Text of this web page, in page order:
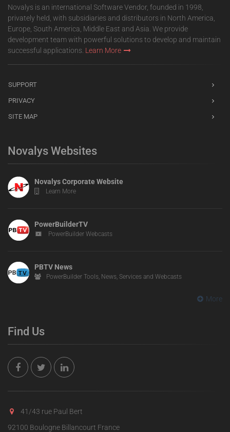
Novalys is an international Software Vendor, founded in 1998,
privately held, with subsidiaries and distributors in North America,
Europe, South America, Middle East and Asia. We provide
development team with powerful solutions to develop and maintain
successful applications. Learn More
SUPPORT
PRIVACY
SITE MAP
Novalys Websites
Novalys Corporate Website
Learn More
PowerBuilderTV
PowerBuilder Webcasts
PBTV News
PowerBuilder Tools, News, Services and Webcasts
More
Find Us
41/43 rue Paul Bert
92100 Boulogne Billancourt France